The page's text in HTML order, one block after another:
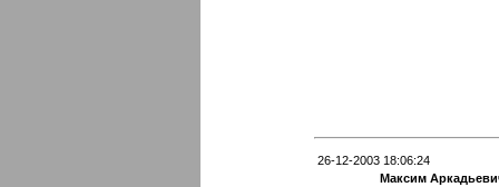
26-12-2003 18:06:24
Максим